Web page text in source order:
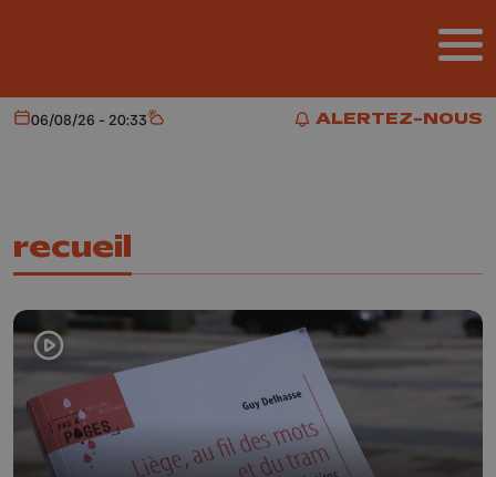
ALERTEZ-NOUS
ALERTEZ-NOUS
Aujourd'hui
06/08/26 - 20:33 Météo
recueil